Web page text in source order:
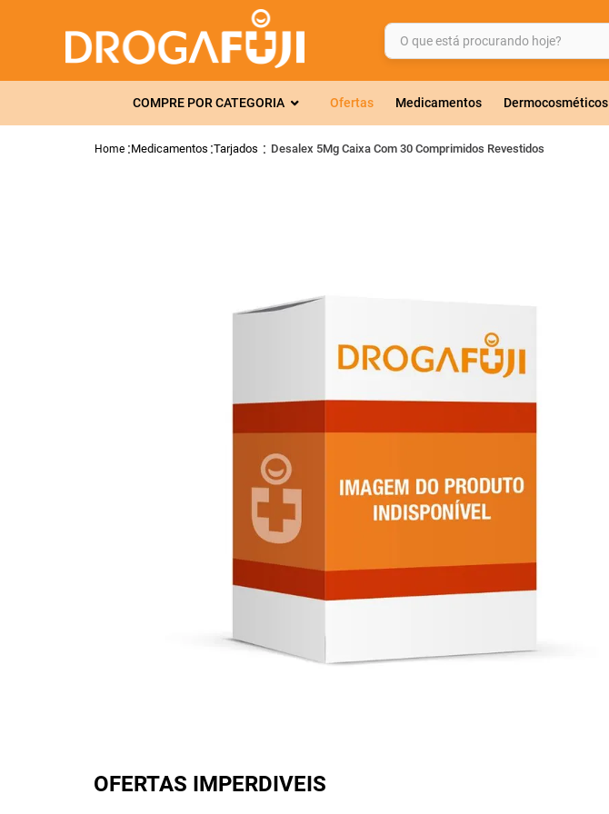
O que está procurando hoje?
COMPRE POR CATEGORIA Ofertas Medicamentos Dermocosméticos
Medicamentos Tarjados Desalex 5Mg Caixa Com 30 Comprimidos Revestidos
OFERTAS IMPERDIVEIS
TERMOS MAIS BUSCADOS
2º
gelmax
7º
lola
10º fraldas geriátricas